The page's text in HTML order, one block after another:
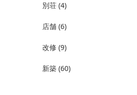
別荘 (4)
店舗 (6)
改修 (9)
新築 (60)